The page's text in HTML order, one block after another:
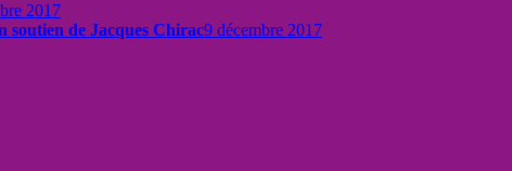
2017
soutien de Jacques Chirac9 décembre 2017